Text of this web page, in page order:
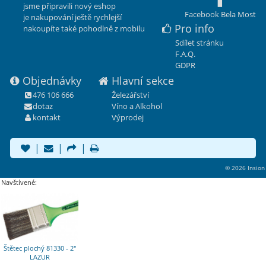
Facebook Bela Most
jsme připravili nový eshop
je nakupování ještě rychlejší
nakoupíte také pohodlně z mobilu
Pro info
Sdílet stránku
F.A.Q.
GDPR
Objednávky
476 106 666
dotaz
kontakt
Hlavní sekce
Železářství
Víno a Alkohol
Výprodej
| | |
© 2026 Insion
Navštívené:
Štětec plochý 81330 - 2"
LAZUR